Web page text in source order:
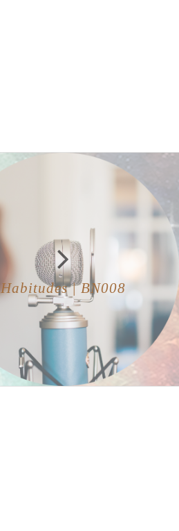
Habitudes | BN008